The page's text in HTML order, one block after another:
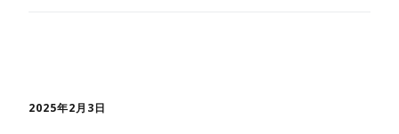
2025年2月3日